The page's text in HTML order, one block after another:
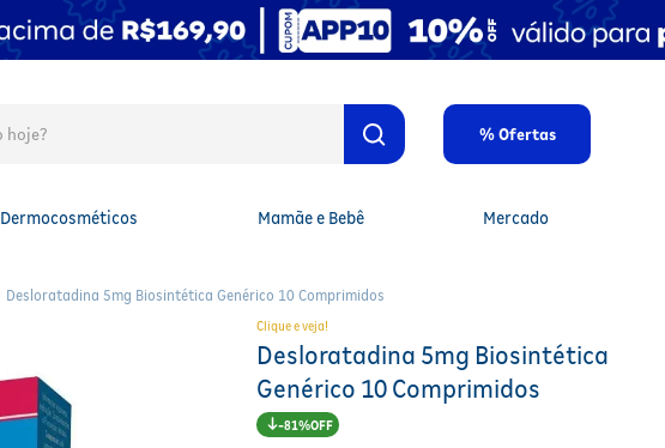
% Ofertas
Dermocosméticos Mamãe e Bebê Mercado
Desloratadina 5mg Biosintética Genérico 10 Comprimidos
Clique e veja!
Desloratadina 5mg Biosintética
Genérico 10 Comprimidos
81%